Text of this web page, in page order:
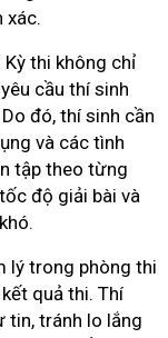
xác.
thi không chỉ
cầu thí sinh
đó, thí sinh cần
và các tình
tập theo từng
độ giải bài và
lý trong phòng thi
quả thi. Thí
tin, tránh lo lắng